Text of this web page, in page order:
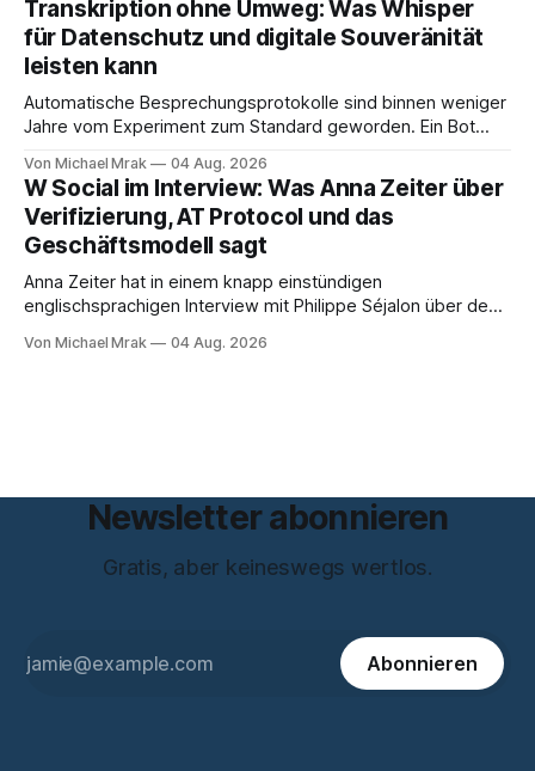
durchführen können. Sie können. Es gibt inzwischen genug
dokumentierte Fälle, um über Belege statt
Transkription ohne Umweg: Was Whisper
für Datenschutz und digitale Souveränität
leisten kann
Automatische Besprechungsprotokolle sind binnen weniger
Jahre vom Experiment zum Standard geworden. Ein Bot
Ende eine Zusammenfassung samt Aufgabenliste. Das
funktioniert gut. Die Frage, die regelmäßig untergeht, lautet:
Wo genau liegt das Audio, wer verarbeitet es und unter
welcher Rechtsgrundlage? Es gibt
Von Michael Mrak 04 Aug. 2026
W Social im Interview: Was Anna Zeiter über
Verifizierung, AT Protocol und das
Geschäftsmodell sagt
Anna Zeiter hat in einem knapp einstündigen
englischsprachigen Interview mit Philippe Séjalon über den
über zehn Jahre Datenschutzbeauftragte bei eBay und hat
Von Michael Mrak 04 Aug. 2026
Newsletter abonnieren
Gratis, aber keineswegs wertlos.
Abonnieren